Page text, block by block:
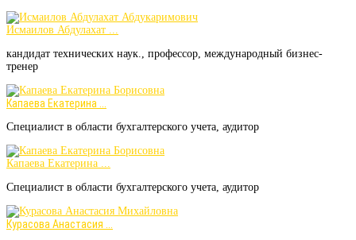
Исмаилов Абдулахат ...
кандидат технических наук., профессор, международный бизнес-
тренер
Капаева Екатерина ...
Специалист в области бухгалтерского учета, аудитор
Капаева Екатерина ...
Специалист в области бухгалтерского учета, аудитор
Курасова Анастасия ...